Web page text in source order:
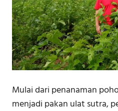
Mulai dari penanaman
menjadi pakan ulat sutra,